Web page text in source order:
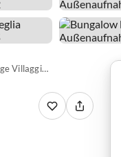
Bungalow Ferienanlage Villaggio Colombo, Andora